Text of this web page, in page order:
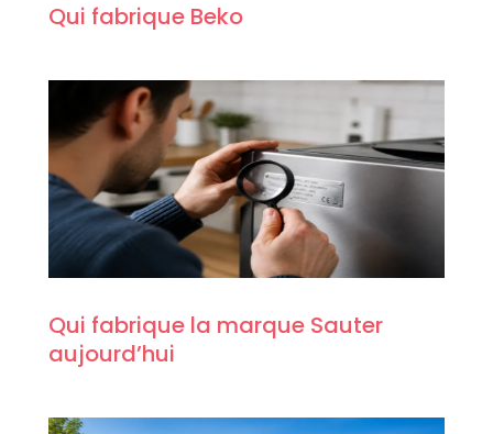
Qui fabrique Beko
Qui fabrique la marque Sauter
aujourd’hui